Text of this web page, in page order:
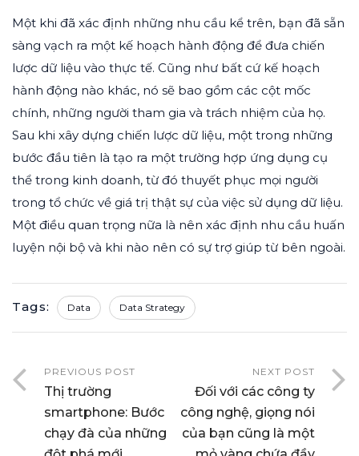
Một khi đã xác định những nhu cầu kể trên, bạn đã sẵn
sàng vạch ra một kế hoạch hành động để đưa chiến
lược dữ liệu vào thực tế. Cũng như bất cứ kế hoạch
hành động nào khác, nó sẽ bao gồm các cột mốc
chính, những người tham gia và trách nhiệm của họ.
Sau khi xây dựng chiến lược dữ liệu, một trong những
bước đầu tiên là tạo ra một trường hợp ứng dụng cụ
thể trong kinh doanh, từ đó thuyết phục mọi người
trong tổ chức về giá trị thật sự của việc sử dụng dữ liệu.
Một điều quan trọng nữa là nên xác định nhu cầu huấn
luyện nội bộ và khi nào nên có sự trợ giúp từ bên ngoài.
Tags: Data Data Strategy
PREVIOUS POST
Thị trường
smartphone: Bước
chạy đà của những
NEXT POST
Đối với các công ty
công nghệ, giọng nói
của bạn cũng là một